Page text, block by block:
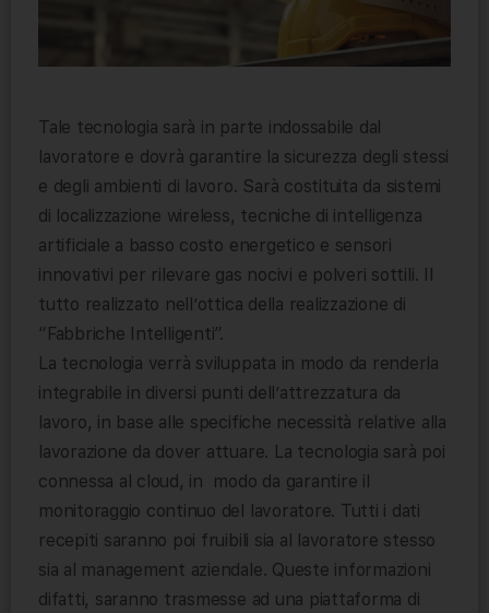
Tale tecnologia sarà in parte indossabile dal
lavoratore e dovrà garantire la sicurezza degli stessi
e degli ambienti di lavoro. Sarà costituita da sistemi
di localizzazione wireless, tecniche di intelligenza
artificiale a basso costo energetico e sensori
innovativi per rilevare gas nocivi e polveri sottili. Il
tutto realizzato nell’ottica della realizzazione di
“Fabbriche Intelligenti”.
La tecnologia verrà sviluppata in modo da renderla
integrabile in diversi punti dell’attrezzatura da
lavoro, in base alle specifiche necessità relative alla
lavorazione da dover attuare. La tecnologia sarà poi
connessa al cloud, in modo da garantire il
monitoraggio continuo del lavoratore. Tutti i dati
recepiti saranno poi fruibili sia al lavoratore stesso
sia al management aziendale. Queste informazioni
difatti, saranno trasmesse ad una piattaforma di